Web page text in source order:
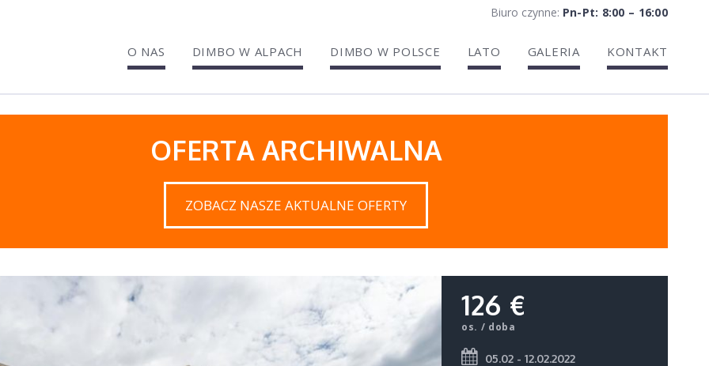
Biuro czynne: Pn-Pt: 8:00 – 16:00
O NAS DIMBO W ALPACH DIMBO W POLSCE LATO GALERIA KONTAKT
OFERTA ARCHIWALNA
ZOBACZ NASZE AKTUALNE OFERTY
126 €
os. / doba
05.02 - 12.02.2022